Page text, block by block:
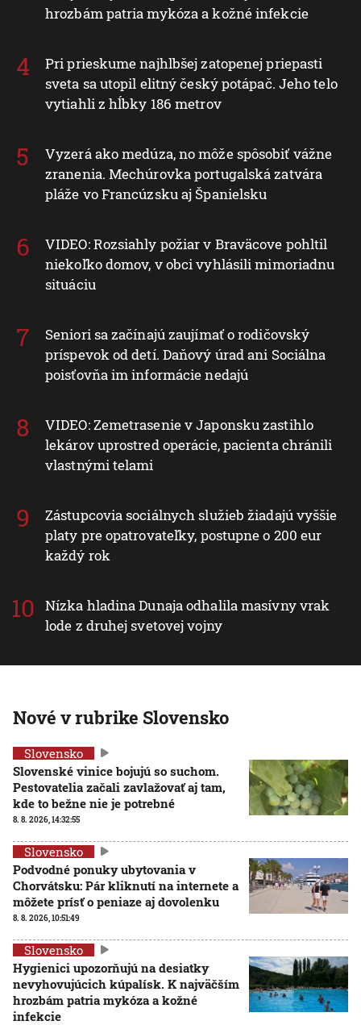
hrozbám patria mykóza a kožné infekcie
Pri prieskume najhlbšej zatopenej priepasti
sveta sa utopil elitný český potápač. Jeho telo
vytiahli z hĺbky 186 metrov
Vyzerá ako medúza, no môže spôsobiť vážne
zranenia. Mechúrovka portugalská zatvára
pláže vo Francúzsku aj Španielsku
VIDEO: Rozsiahly požiar v Braväcove pohltil
niekoľko domov, v obci vyhlásili mimoriadnu
situáciu
Seniori sa začínajú zaujímať o rodičovský
príspevok od detí. Daňový úrad ani Sociálna
poisťovňa im informácie nedajú
VIDEO: Zemetrasenie v Japonsku zastihlo
lekárov uprostred operácie, pacienta chránili
vlastnými telami
Zástupcovia sociálnych služieb žiadajú vyššie
platy pre opatrovateľky, postupne o 200 eur
každý rok
Nízka hladina Dunaja odhalila masívny vrak
lode z druhej svetovej vojny
Nové v rubrike Slovensko
Slovensko
Slovenské vinice bojujú so suchom.
Pestovatelia začali zavlažovať aj tam,
kde to bežne nie je potrebné
8. 8. 2026, 14:32:55
Slovensko
Podvodné ponuky ubytovania v
Chorvátsku: Pár kliknutí na internete a
môžete prísť o peniaze aj dovolenku
8. 8. 2026, 10:51:49
Slovensko
Hygienici upozorňujú na desiatky
nevyhovujúcich kúpalísk. K najväčším
hrozbám patria mykóza a kožné
infekcie